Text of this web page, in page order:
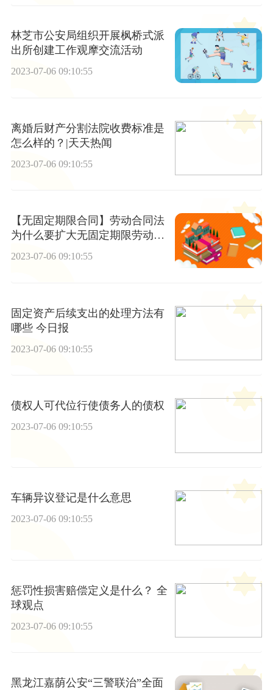
林芝市公安局组织开展枫桥式派
出所创建工作观摩交流活动
2023-07-06 09:10:55
离婚后财产分割法院收费标准是
怎么样的？|天天热闻
2023-07-06 09:10:55
【无固定期限合同】劳动合同法
为什么要扩大无固定期限劳动合
同的适用?-全球播报
2023-07-06 09:10:55
固定资产后续支出的处理方法有
哪些 今日报
2023-07-06 09:10:55
债权人可代位行使债务人的债权
2023-07-06 09:10:55
车辆异议登记是什么意思
2023-07-06 09:10:55
惩罚性损害赔偿定义是什么？ 全
球观点
2023-07-06 09:10:55
黑龙江嘉荫公安“三警联治”全面